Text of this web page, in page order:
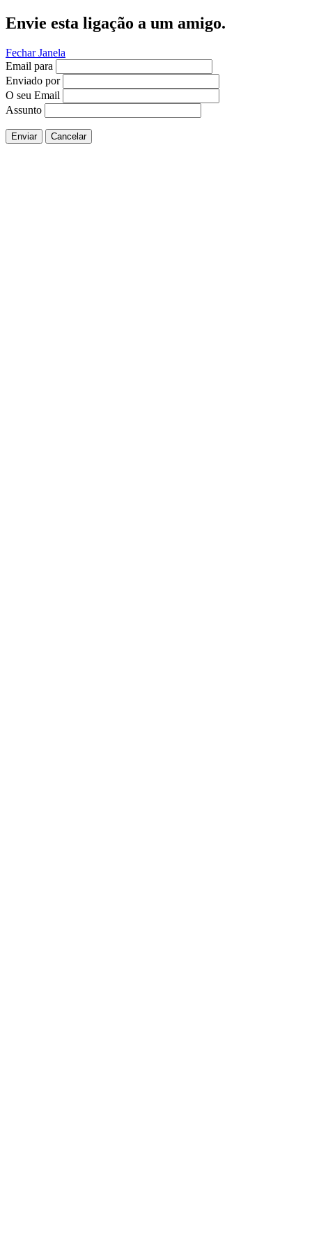
Envie esta ligação a um amigo.
Fechar Janela
Email para
Enviado por
O seu Email
Assunto
Enviar Cancelar